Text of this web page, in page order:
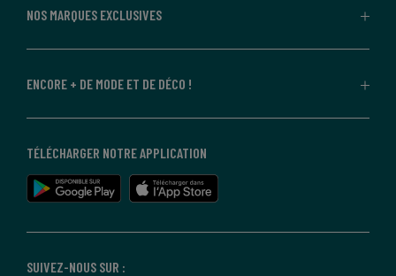
NOS MARQUES EXCLUSIVES
ENCORE + DE MODE ET DE DÉCO !
SUIVEZ-NOUS SUR :
TÉLÉCHARGER NOTRE APPLICATION